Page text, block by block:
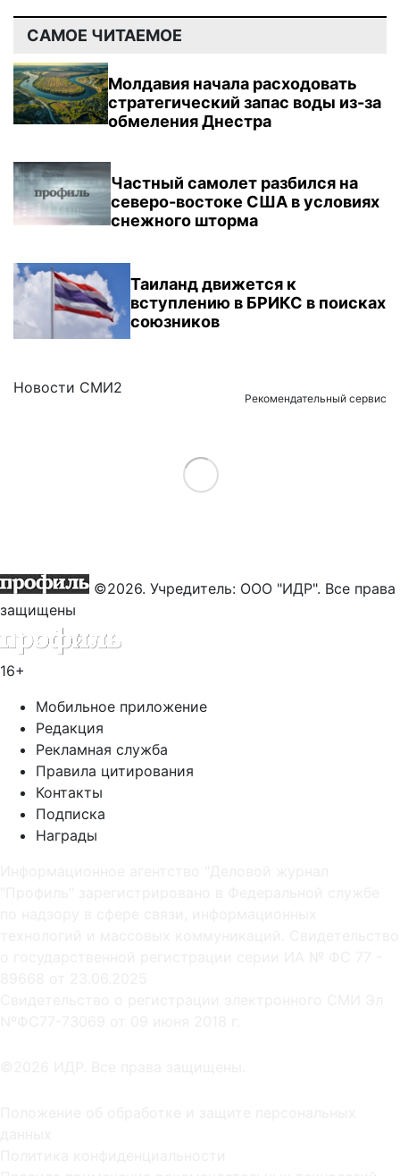
САМОЕ ЧИТАЕМОЕ
Молдавия начала расходовать
стратегический запас воды из-за
обмеления Днестра
Частный самолет разбился на
северо-востоке США в условиях
снежного шторма
Таиланд движется к
вступлению в БРИКС в поисках
союзников
Новости СМИ2
Рекомендательный сервис
Load More
©2026. Учредитель: ООО "ИДР". Все права
защищены
16+
Мобильное приложение
Редакция
Рекламная служба
Правила цитирования
Контакты
Подписка
Награды